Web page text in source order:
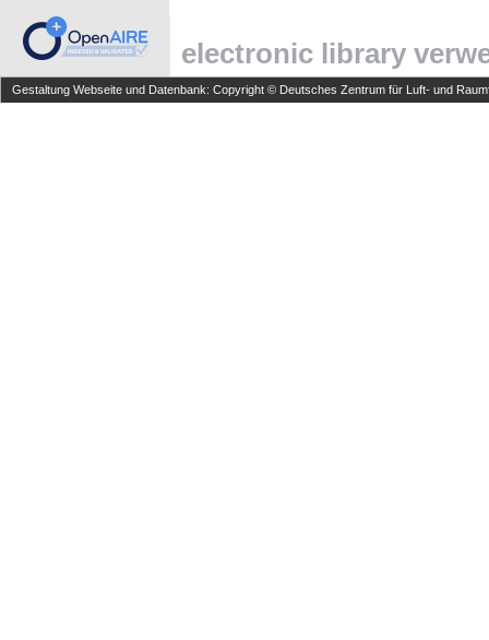
electronic library
Gestaltung Webseite und Datenbank: Copyright © Deutsches Zentrum für Luft- und